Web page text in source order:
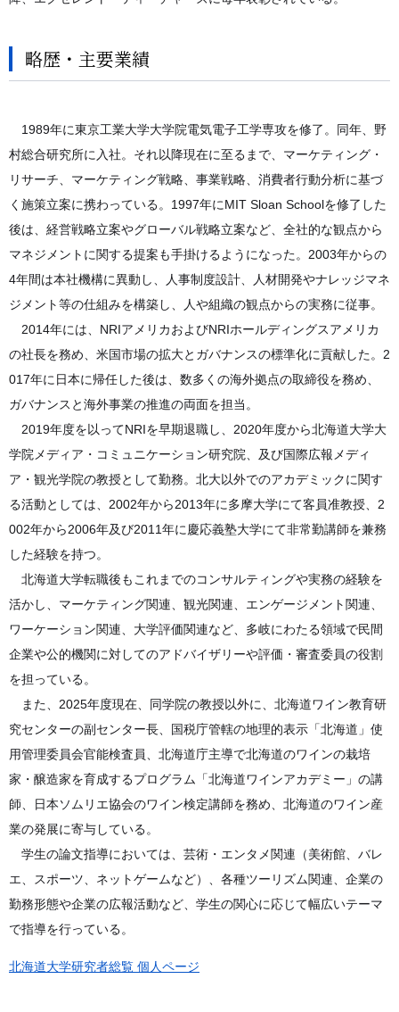
略歴・主要業績
1989年に東京工業大学大学院電気電子工学専攻を修了。同年、野
村総合研究所に入社。それ以降現在に至るまで、マーケティング・
リサーチ、マーケティング戦略、事業戦略、消費者行動分析に基づ
く施策立案に携わっている。1997年にMIT Sloan Schoolを修了した
後は、経営戦略立案やグローバル戦略立案など、全社的な観点から
マネジメントに関する提案も手掛けるようになった。2003年からの
4年間は本社機構に異動し、人事制度設計、人材開発やナレッジマネ
ジメント等の仕組みを構築し、人や組織の観点からの実務に従事。
2014年には、NRIアメリカおよびNRIホールディングスアメリカ
の社長を務め、米国市場の拡大とガバナンスの標準化に貢献した。2
017年に日本に帰任した後は、数多くの海外拠点の取締役を務め、
ガバナンスと海外事業の推進の両面を担当。
2019年度を以ってNRIを早期退職し、2020年度から北海道大学大
学院メディア・コミュニケーション研究院、及び国際広報メディ
ア・観光学院の教授として勤務。北大以外でのアカデミックに関す
る活動としては、2002年から2013年に多摩大学にて客員准教授、2
002年から2006年及び2011年に慶応義塾大学にて非常勤講師を兼務
した経験を持つ。
北海道大学転職後もこれまでのコンサルティングや実務の経験を
活かし、マーケティング関連、観光関連、エンゲージメント関連、
ワーケーション関連、大学評価関連など、多岐にわたる領域で民間
企業や公的機関に対してのアドバイザリーや評価・審査委員の役割
を担っている。
また、2025年度現在、同学院の教授以外に、北海道ワイン教育研
究センターの副センター長、国税庁管轄の地理的表示「北海道」使
用管理委員会官能検査員、北海道庁主導で北海道のワインの栽培
家・醸造家を育成するプログラム「北海道ワインアカデミー」の講
師、日本ソムリエ協会のワイン検定講師を務め、北海道のワイン産
業の発展に寄与している。
学生の論文指導においては、芸術・エンタメ関連（美術館、バレ
エ、スポーツ、ネットゲームなど）、各種ツーリズム関連、企業の
勤務形態や企業の広報活動など、学生の関心に応じて幅広いテーマ
で指導を行っている。
北海道大学研究者総覧 個人ページ